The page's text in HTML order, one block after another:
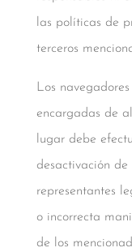
las políticas de
terceros
Los
encargadas de
lugar debe
desactivación
representantes
o incorrecta
de los